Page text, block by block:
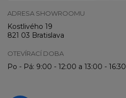
ADRESA SHOWROOMU
Kostlivého 19
821 03 Bratislava
OTEVÍRACÍ DOBA
Po - Pá: 9:00 - 12:00 a 13:00 - 16:30